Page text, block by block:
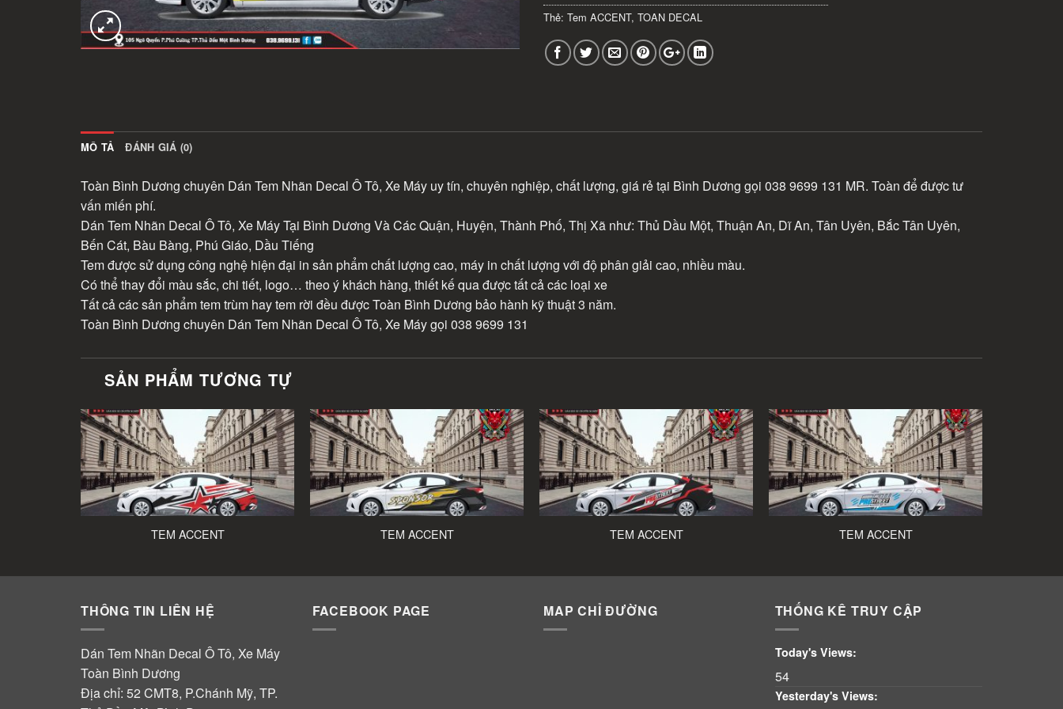
Thẻ: Tem ACCENT, TOAN DECAL
MÔ TẢ ĐÁNH GIÁ (0)
Toàn Bình Dương chuyên Dán Tem Nhãn Decal Ô Tô, Xe Máy uy tín, chuyên nghiệp, chất lượng, giá rẻ tại Bình Dương gọi 038 9699 131 MR. Toàn để được tư
vấn miến phí.
Dán Tem Nhãn Decal Ô Tô, Xe Máy Tại Bình Dương Và Các Quận, Huyện, Thành Phố, Thị Xã như: Thủ Dầu Một, Thuận An, Dĩ An, Tân Uyên, Bắc Tân Uyên,
Bến Cát, Bàu Bàng, Phú Giáo, Dầu Tiếng
Tem được sử dụng công nghệ hiện đại in sản phẩm chất lượng cao, máy in chất lượng với độ phân giải cao, nhiều màu.
Có thể thay đổi màu sắc, chi tiết, logo… theo ý khách hàng, thiết kế qua được tất cả các loại xe
Tất cả các sản phẩm tem trùm hay tem rời đều được Toàn Bình Dương bảo hành kỹ thuật 3 năm.
Toàn Bình Dương chuyên Dán Tem Nhãn Decal Ô Tô, Xe Máy gọi 038 9699 131
SẢN PHẨM TƯƠNG TỰ
TEM ACCENT TEM ACCENT TEM ACCENT TEM ACCENT
THÔNG TIN LIÊN HỆ
Dán Tem Nhãn Decal Ô Tô, Xe Máy
Toàn Bình Dương
Địa chỉ: 52 CMT8, P.Chánh Mỹ, TP.
FACEBOOK PAGE MAP CHỈ ĐƯỜNG THỐNG KÊ TRUY CẬP
Today's Views:
54
Yesterday's Views: